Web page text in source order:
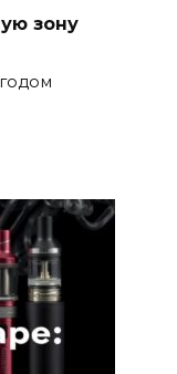
зону